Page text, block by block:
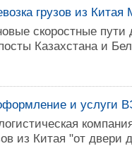
грузов из Китая
скоростные пути
Казахстана и
и услуги
из Китая "от двери